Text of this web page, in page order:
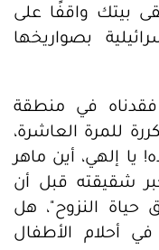
بيتك واقفًا على
بصواريخها
فقدناه في منطقة
للمرة العاشرة،
يا إلهي، أين ماهر
شقيقته قبل أن
حياة النزوح"، هل
أحلام الأطفال